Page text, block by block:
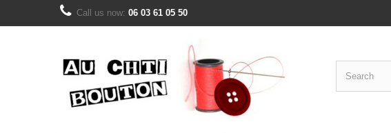
Call us now: 06 03 61 05 50